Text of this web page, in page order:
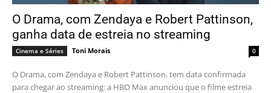
O Drama, com Zendaya e Robert Pattinson,
ganha data de estreia no streaming
Cinema e Séries Toni Morais 0
O Drama, com Zendaya e Robert Pattinson, tem data confirmada
para chegar ao streaming: a HBO Max anunciou que o filme estreia